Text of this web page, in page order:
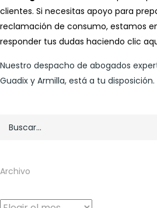
clientes. Si necesitas apoyo para
reclamación de consumo, estamos
responder tus dudas haciendo clic
Nuestro despacho de abogados
Guadix y Armilla, está a tu disposición.
Archivo